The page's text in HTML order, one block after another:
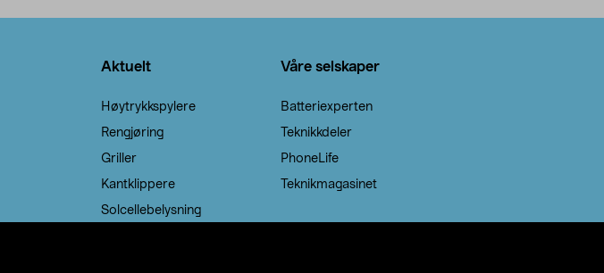
Aktuelt
Høytrykkspylere
Rengjøring
Griller
Kantklippere
Solcellebelysning
Våre selskaper
Batteriexperten
Teknikkdeler
PhoneLife
Teknikmagasinet